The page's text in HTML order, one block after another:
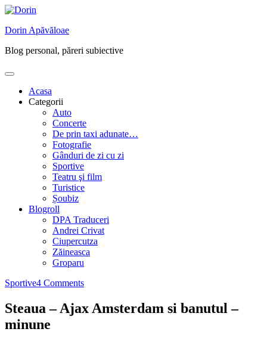
Skip
content
Dorin Apăvăloae
Blog personal, păreri subiective
Acasa
Categorii
Auto
Concerte
De prin taxi adunate…
Fotografie
Gânduri de zi cu zi
Sportive
Teatru şi film
Turistice
Șoubiz
Blogroll
DPA Traduceri
Andrei Crivat
Ciupercutza
Zăineasca
Groparu
Sportive4 Commentson
Ajax
Steaua – Ajax Amsterdam si banutul –
minune